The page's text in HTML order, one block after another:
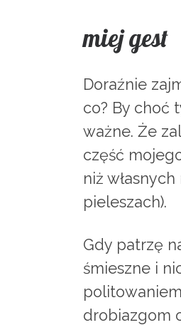
miej gest
Doraźnie
co? By choć
ważne. Że
część
niż
pieleszach).
Gdy patrzę
śmieszne i
drobiazgom